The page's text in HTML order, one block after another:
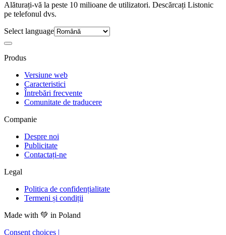
Alăturați-vă la peste 10 milioane de utilizatori. Descărcați Listonic
pe telefonul dvs.
Select language
Produs
Versiune web
Caracteristici
Întrebări frecvente
Comunitate de traducere
Companie
Despre noi
Publicitate
Contactați-ne
Legal
Politica de confidențialitate
Termeni și condiții
Made with 💚 in Poland
Consent choices |